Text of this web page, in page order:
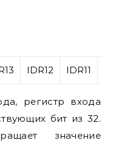
IDR12 IDR11
регистр входа
бит из 32.
значение